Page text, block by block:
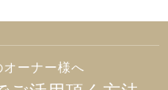
ーナー様へ